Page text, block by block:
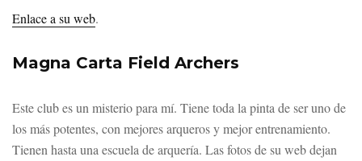
Enlace a su web.
Magna Carta Field Archers
Este club es un misterio para mí. Tiene toda la pinta de ser uno de
los más potentes, con mejores arqueros y mejor entrenamiento.
Tienen hasta una escuela de arquería. Las fotos de su web dejan